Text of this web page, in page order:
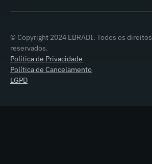
© Copyright 2024 EBRADI. Todos os direitos
reservados.
Política de Privacidade
Política de Cancelamento
LGPD